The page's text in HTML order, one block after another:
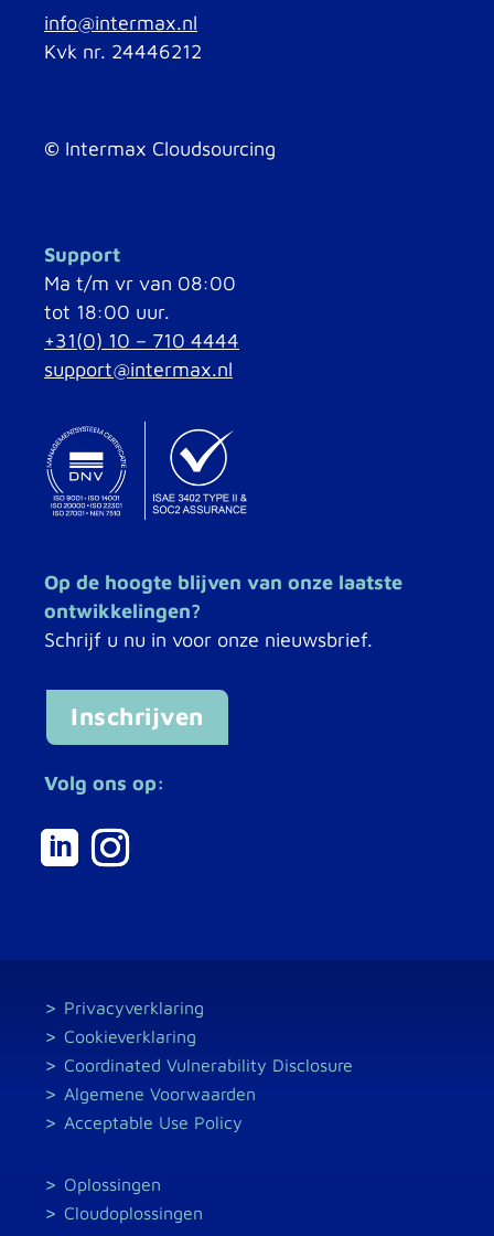
info@intermax.nl
Kvk nr. 24446212
© Intermax Cloudsourcing
Support
Ma t/m vr van 08:00
tot 18:00 uur.
+31(0) 10 – 710 4444
support@intermax.nl
Op de hoogte blijven van onze laatste
ontwikkelingen?
Schrijf u nu in voor onze nieuwsbrief.
Inschrijven
Volg ons op:
Privacyverklaring
Cookieverklaring
Coordinated Vulnerability Disclosure
Algemene Voorwaarden
Acceptable Use Policy
Oplossingen
Cloudoplossingen